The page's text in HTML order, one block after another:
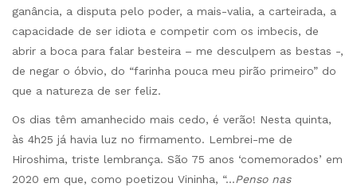
ganância, a disputa pelo poder, a mais-valia, a carteirada, a
capacidade de ser idiota e competir com os imbecis, de
abrir a boca para falar besteira – me desculpem as bestas -,
de negar o óbvio, do “farinha pouca meu pirão primeiro” do
que a natureza de ser feliz.
Os dias têm amanhecido mais cedo, é verão! Nesta quinta,
às 4h25 já havia luz no firmamento. Lembrei-me de
Hiroshima, triste lembrança. São 75 anos ‘comemorados’ em
2020 em que, como poetizou Vininha, “…Penso nas